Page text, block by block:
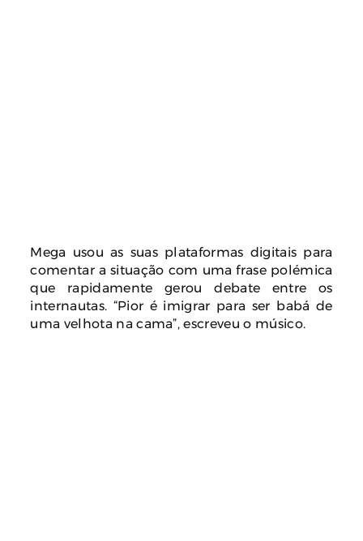
Mega usou as suas plataformas digitais para
comentar a situação com uma frase polémica
que rapidamente gerou debate entre os
internautas. “Pior é imigrar para ser babá de
uma velhota na cama”, escreveu o músico.